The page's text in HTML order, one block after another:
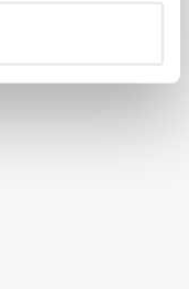
när som
du tycker om. Det
och göra